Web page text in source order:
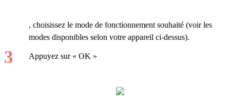
, choisissez le mode de fonctionnement souhaité (voir les
modes disponibles selon votre appareil ci-dessus).
Appuyez sur « OK »